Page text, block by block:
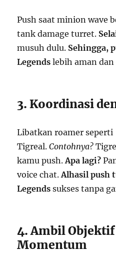
Push saat minion wave
tank damage turret.
musuh dulu. Sehingga,
Legends lebih aman dan
3. Koordinasi
Libatkan roamer seperti
Tigreal.Contohnya?
kamu push.Apa lagi?
voice chat.Alhasil push
Legends sukses tanpa
4. Ambil
Momentum